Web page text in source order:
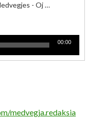
« Kenge nga Veli Hajdini - Shqiponjat e Medvegjes - Oj Kosovë po thrret Lugina »
00:00
medvegja.redaksia